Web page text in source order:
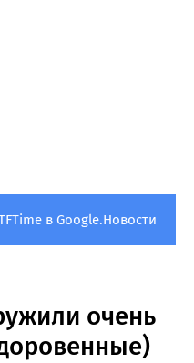
в Google.Новости
очень